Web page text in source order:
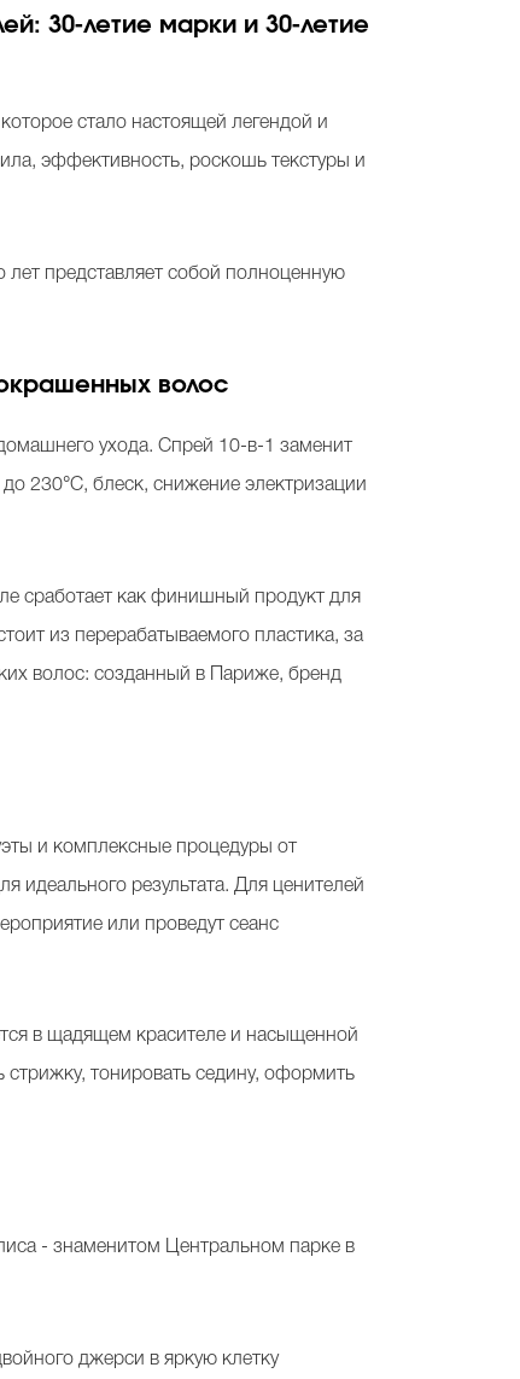
30-летие марки и 30-летие
стало настоящей легендой и
эффективность, роскошь текстуры и
представляет собой полноценную
волос
ухода. Спрей 10-в-1 заменит
230°С, блеск, снижение электризации
сработает как финишный продукт для
из перерабатываемого пластика, за
волос: созданный в Париже, бренд
и комплексные процедуры от
идеального результата. Для ценителей
или проведут сеанс
в щадящем красителе и насыщенной
тонировать седину, оформить
- знаменитом Центральном парке в
джерси в яркую клетку